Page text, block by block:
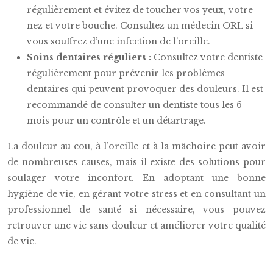
régulièrement et évitez de toucher vos yeux, votre
nez et votre bouche. Consultez un médecin ORL si
vous souffrez d’une infection de l’oreille.
Soins dentaires réguliers : Consultez votre dentiste
régulièrement pour prévenir les problèmes
dentaires qui peuvent provoquer des douleurs. Il est
recommandé de consulter un dentiste tous les 6
mois pour un contrôle et un détartrage.
La douleur au cou, à l’oreille et à la mâchoire peut avoir
de nombreuses causes, mais il existe des solutions pour
soulager votre inconfort. En adoptant une bonne
hygiène de vie, en gérant votre stress et en consultant un
professionnel de santé si nécessaire, vous pouvez
retrouver une vie sans douleur et améliorer votre qualité
de vie.